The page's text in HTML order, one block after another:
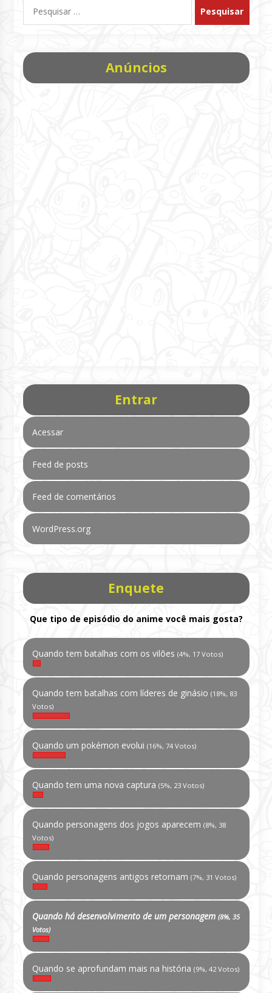
por:
Anúncios
Entrar
Acessar
Feed de posts
Feed de comentários
WordPress.org
Enquete
Que tipo de episódio do anime você mais gosta?
Quando tem batalhas com os vilões (4%, 17 Votos)
Quando tem batalhas com líderes de ginásio (18%, 83
Votos)
Quando um pokémon evolui (16%, 74 Votos)
Quando tem uma nova captura (5%, 23 Votos)
Quando personagens dos jogos aparecem (8%, 38
Votos)
Quando personagens antigos retornam (7%, 31 Votos)
Quando há desenvolvimento de um personagem (8%, 35
Votos)
Quando se aprofundam mais na história (9%, 42 Votos)